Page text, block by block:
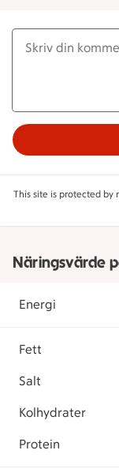
This site is protected by
Näringsvärde
Energi
Fett
Salt
Kolhydrater
Protein